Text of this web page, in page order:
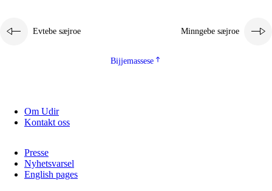
Evtebe sæjroe Minngebe sæjroe
Bijjemassese
Om Udir
Kontakt oss
Presse
Nyhetsvarsel
English pages